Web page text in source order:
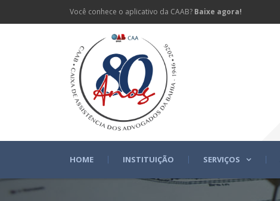
Você conhece o aplicativo da CAAB? Baixe agora!
HOME INSTITUIÇÃO SERVIÇOS